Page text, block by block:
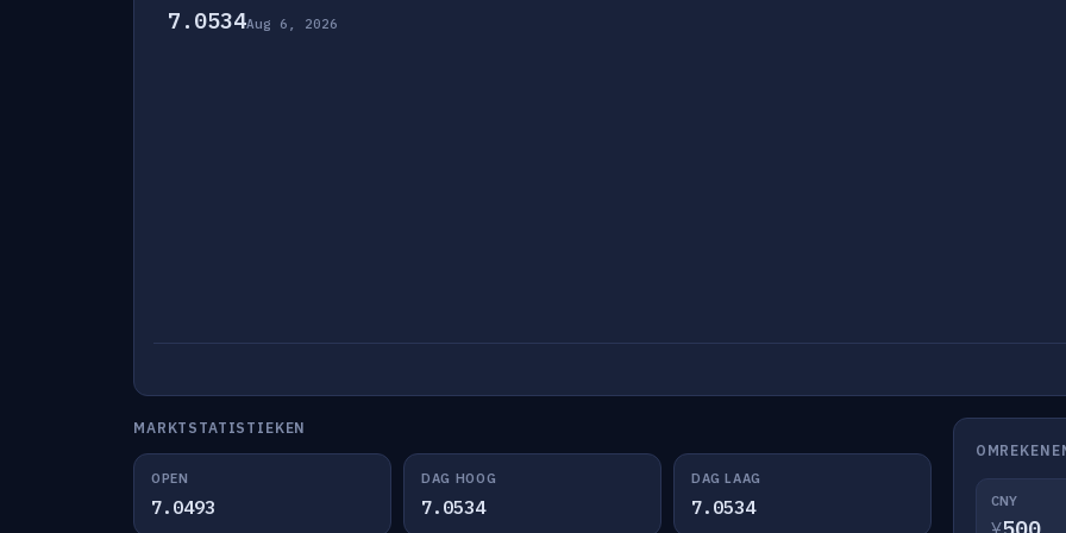
7.0534Aug 6, 2026
MARKTSTATISTIEKEN
OPEN
7.0493
DAG HOOG
7.0534
DAG LAAG
7.0534 CNY
¥